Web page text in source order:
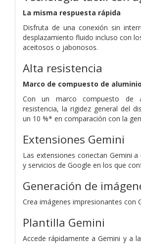
La misma respuesta rápida
Disfruta de una conexión sin
desplazamiento fluido incluso con
aceitosos o jabonosos.
Alta resistencia
Marco de compuesto de aluminio
Con un marco compuesto de
resistencia, la rigidez general del
un 10 %* en comparación con la
Extensiones Gemini
Las extensiones conectan Gemini
y servicios de Google en los que
Generación de
Crea imágenes impresionantes con
Plantilla Gemini
Accede rápidamente a Gemini y a